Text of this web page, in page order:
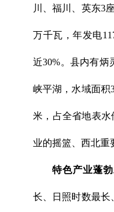
川、福川、英东3
万千瓦，年发电
近30%。县内有炳
峡平湖，水域面积
米，占全省地表水
业的摇篮、西北重
特色产业蓬勃
长、日照时数最长